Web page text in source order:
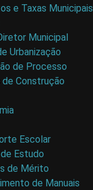
e Taxas Municipais
Municipal
Urbanização
de Processo
Construção
Escolar
Estudo
de Mérito
de Manuais